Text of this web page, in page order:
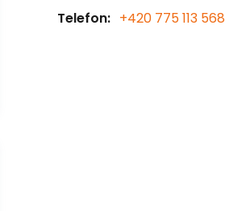
Telefon: +420 775 113 568